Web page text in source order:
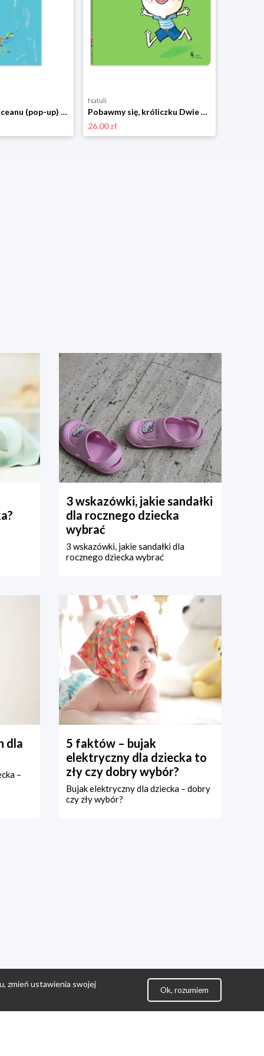
W głębinach oceanu (pop-up) Dwie siostry
Natuli
Pobawmy się, króliczku Dwie siostry
26.00 zł
3 wskazówki, jakie sandałki
dla rocznego dziecka
wybrać
3 wskazówki, jakie sandałki dla
rocznego dziecka wybrać
dla
–
5 faktów – bujak
elektryczny dla dziecka to
zły czy dobry wybór?
Bujak elektryczny dla dziecka – dobry
czy zły wybór?
zmień ustawienia swojej
Ok, rozumiem